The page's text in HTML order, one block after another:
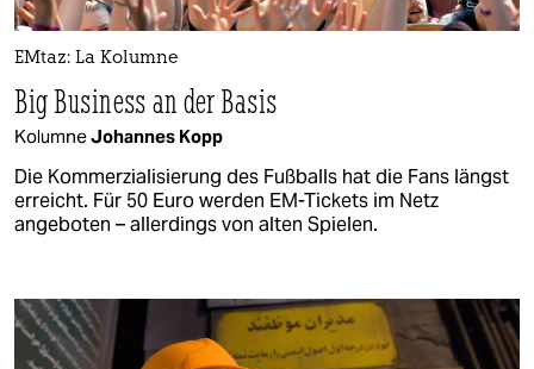
EMtaz: La Kolumne
Big Business an der Basis
KolumneJohannes Kopp
Die Kommerzialisierung des Fußballs hat die Fans längst
erreicht. Für 50 Euro werden EM-Tickets im Netz
angeboten – allerdings von alten Spielen.